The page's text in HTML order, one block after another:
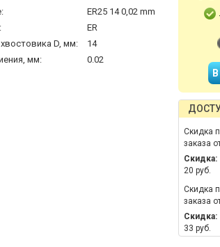
ER25 14 0,02 mm
ER
D, мм:
14
мм:
0.02
Скидка
заказа
Скидка:
20 руб.
Скидка
заказа
Скидка:
33 руб.